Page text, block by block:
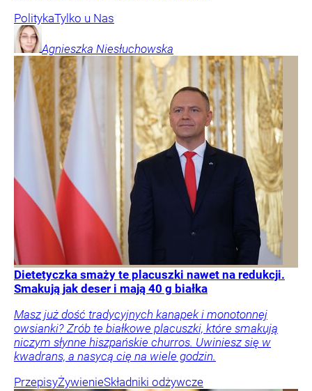
PolitykaTylko u Nas
Agnieszka Niesłuchowska
Dietetyczka smaży te placuszki nawet na redukcji.
Smakują jak deser i mają 40 g białka
Masz już dość tradycyjnych kanapek i monotonnej
owsianki? Zrób te białkowe placuszki, które smakują
niczym słynne hiszpańskie churros. Uwiniesz się w
kwadrans, a nasycą cię na wiele godzin.
PrzepisyŻywienieSkładniki odżywcze